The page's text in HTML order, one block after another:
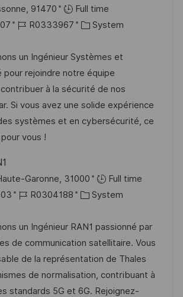
91470
Full time
J
b
-
I
D
R0333967
K
t
e
g
o
r
System
un Ingénieur Systèmes et
rejoindre notre équipe
à la sécurité de nos
Si vous avez une solide expérience
systèmes et en cybersécurité, ce
vous !
Garonne, 31000
Full time
J
b
-
I
D
R0304188
K
t
e
g
o
r
System
un Ingénieur RAN1 passionné par
de communication satellitaire. Vous
de la représentation de Thales
de normalisation, contribuant à
standards 5G et 6G. Rejoignez-